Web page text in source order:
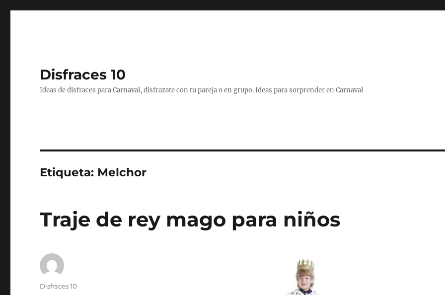
Disfraces 10
Ideas de disfraces para Carnaval, disfrazate con tu pareja o en grupo. Ideas para sorprender en Carnaval
Etiqueta: Melchor
Traje de rey mago para niños
Autor
Disfraces 10